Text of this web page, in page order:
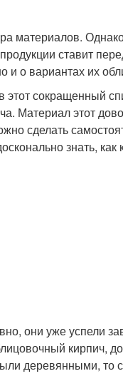
материалов.
ставит
и о вариантах их
этот сокращенный
Материал этот
сделать
знать, как
они уже успели
кирпич,
деревянными, то